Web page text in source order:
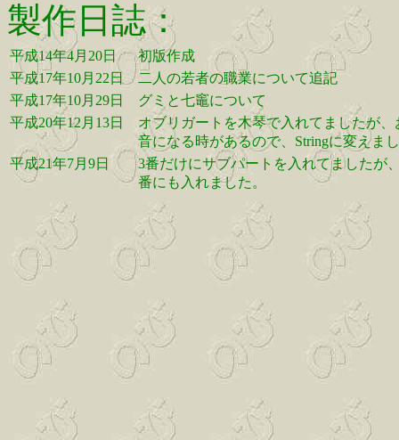
製作日誌：
平成14年4月20日
初版作成
平成17年10月22日
二人の若者の職業について追記
平成17年10月29日
グミと七竈について
平成20年12月13日
オブリガートを木琴で入れてましたが、
音になる時があるので、Stringに変えま
平成21年7月9日
3番だけにサブパートを入れてましたが
番にも入れました。